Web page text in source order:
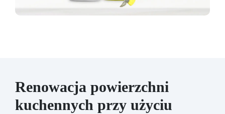
Renowacja powierzchni
kuchennych przy użyciu